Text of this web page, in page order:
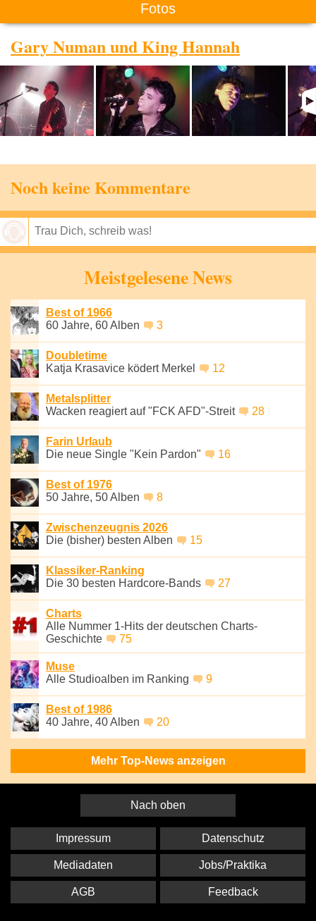
Fotos
Gary Numan und King Hannah
Noch keine Kommentare
Meistgelesene News
Best of 1966
60 Jahre, 60 Alben
3
Doubletime
Katja Krasavice ködert Merkel
12
Metalsplitter
Wacken reagiert auf "FCK AFD"-Streit
28
Farin Urlaub
Die neue Single "Kein Pardon"
16
Best of 1976
50 Jahre, 50 Alben
8
Zwischenzeugnis 2026
Die (bisher) besten Alben
15
Klassiker-Ranking
Die 30 besten Hardcore-Bands
27
Charts
Alle Nummer 1-Hits der deutschen Charts-
Geschichte
75
Muse
Alle Studioalben im Ranking
9
Best of 1986
40 Jahre, 40 Alben
20
Mehr Top-News anzeigen
Nach oben
Impressum Datenschutz
Mediadaten Jobs/Praktika
AGB Feedback